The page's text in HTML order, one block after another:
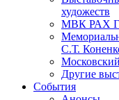
художеств
МВК РАХ
С.Т.
Другие
События